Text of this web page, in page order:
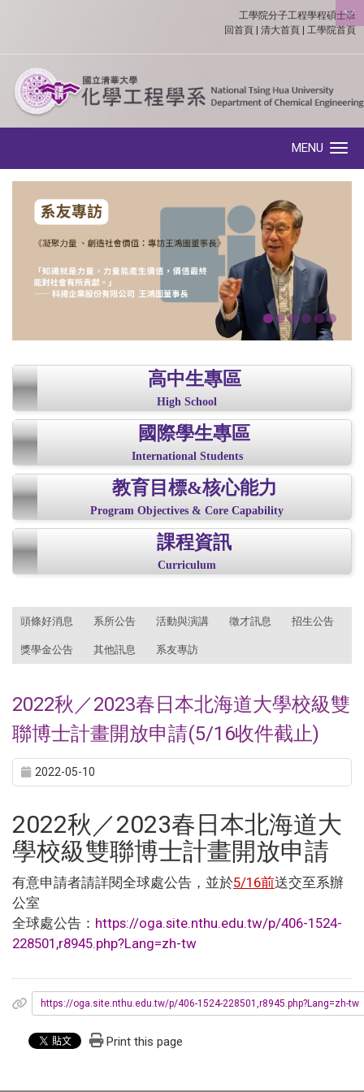
:::
工學院分子工程學程碩士班
回首頁
清大首頁 工學院首頁
MENU
高中生專區
High School
國際學生專區
International Students
教育目標&核心能力
Program Objectives & Core Capability
課程資訊
Curriculum
頭條好消息 系所公告 活動與演講 徵才訊息 招生公告
獎學金公告 其他訊息 系友專訪
2022秋／2023春日本北海道大學校級雙
聯博士計畫開放申請(5/16收件截止)
2022-05-10
2022秋／2023春日本北海道大
學校級雙聯博士計畫開放申請
有意申請者請詳閱全球處公告，並於5/16前送交至系辦
公室
全球處公告： https://oga.site.nthu.edu.tw/p/406-1524-
228501,r8945.php?Lang=zh-tw
https://oga.site.nthu.edu.tw/p/406-1524-228501,r8945.php?Lang=zh-tw
Print this page